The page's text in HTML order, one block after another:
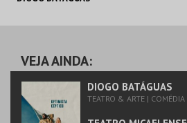
MICAELENSE
COMPRAR
VEJA AINDA:
DIOGO BATÁGUAS
TEATRO & ARTE | COMÉDIA